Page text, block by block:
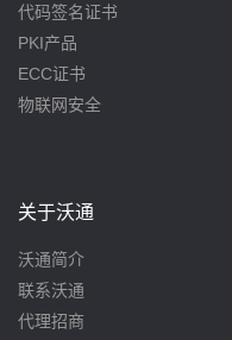
代码签名证书
PKI产品
ECC证书
物联网安全
关于沃通
沃通简介
联系沃通
代理招商